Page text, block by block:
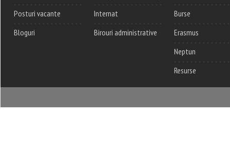
Posturi vacante
Bloguri
Internat
Birouri administrative
Burse
Erasmus
Neptun
Resurse